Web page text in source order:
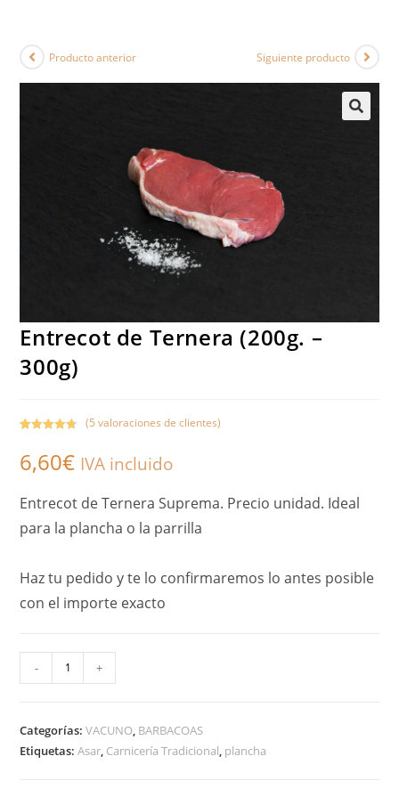
Producto anterior Siguiente producto
Entrecot de Ternera (200g. –
300g)
con
4.80de
5 en base a
s de
clientes
(5 valoraciones de clientes)
6,60€ IVA incluido
Entrecot de Ternera Suprema. Precio unidad. Ideal
para la plancha o la parrilla
Haz tu pedido y te lo confirmaremos lo antes posible
con el importe exacto
- +
e
Categorías:VACUNO, BARBACOAS
Etiquetas:Asar, Carnicería Tradicional, plancha